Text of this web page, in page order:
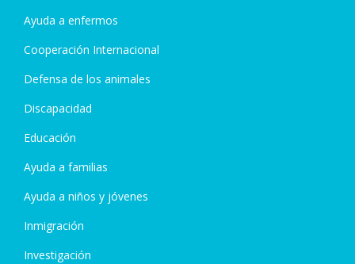
Ayuda a enfermos
Cooperación Internacional
Defensa de los animales
Discapacidad
Educación
Ayuda a familias
Ayuda a niños y jóvenes
Inmigración
Investigación